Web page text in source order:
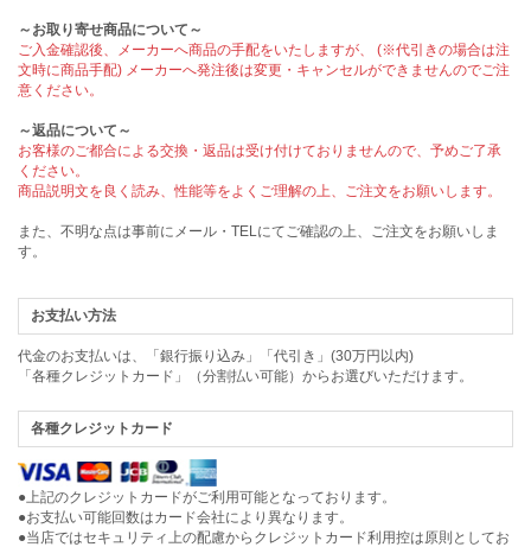
～お取り寄せ商品について～
ご入金確認後、メーカーへ商品の手配をいたしますが、 (※代引きの場合は注
文時に商品手配) メーカーへ発注後は変更・キャンセルができませんのでご注
意ください。
～返品について～
お客様のご都合による交換・返品は受け付けておりませんので、予めご了承
ください。
商品説明文を良く読み、性能等をよくご理解の上、ご注文をお願いします。
また、不明な点は事前にメール・TELにてご確認の上、ご注文をお願いしま
す。
お支払い方法
代金のお支払いは、「銀行振り込み」「代引き」(30万円以内)
「各種クレジットカード」（分割払い可能）からお選びいただけます。
各種クレジットカード
●上記のクレジットカードがご利用可能となっております。
●お支払い可能回数はカード会社により異なります。
●当店ではセキュリティ上の配慮からクレジットカード利用控は原則としてお